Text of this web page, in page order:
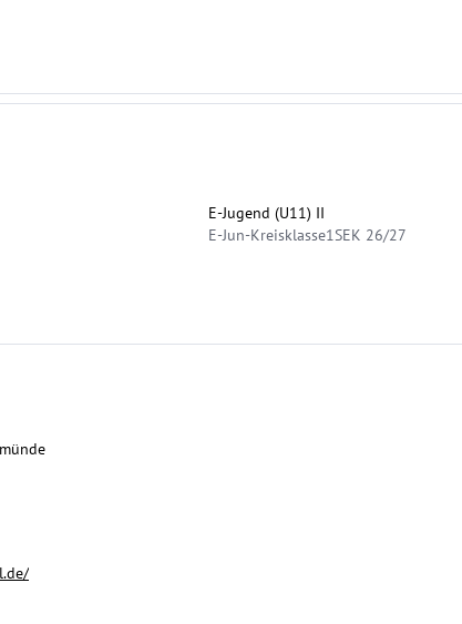
E-Jugend (U11) II
E-Jun-Kreisklasse1SEK 26/27